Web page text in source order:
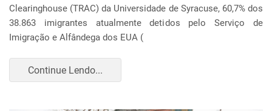
Clearinghouse (TRAC) da Universidade de Syracuse, 60,7% dos
38.863 imigrantes atualmente detidos pelo Serviço de
Imigração e Alfândega dos EUA (
Continue Lendo...